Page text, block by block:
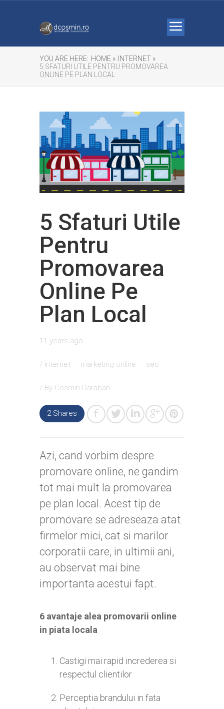
YOU ARE HERE: HOME »
INTERNET »
5 SFATURI UTILE PENTRU PROMOVAREA
ONLINE PE PLAN LOCAL
5 Sfaturi Utile
Pentru
Promovarea
Online Pe
Plan Local
11 years ago
/ internet marketing online seo
/ By Cosmin Daraban
2 Shares
Azi, cand vorbim despre
promovare online, ne gandim
tot mai mult la promovarea
pe plan local. Acest tip de
promovare se adreseaza atat
firmelor mici, cat si marilor
corporatii care, in ultimii ani,
au observat mai bine
importanta acestui fapt.
6 avantaje alea promovarii online
in piata locala
Castigi mai rapid increderea si
respectul clientilor
Perceptia brandului in fata